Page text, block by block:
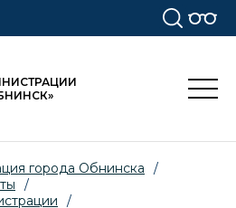
города Обнинска
/
/
/